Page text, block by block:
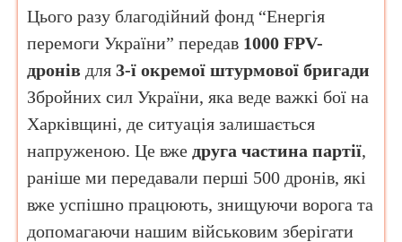
Цього разу благодійний фонд “Енергія
перемоги України” передав 1000 FPV-
дронів для 3-ї окремої штурмової бригади
Збройних сил України, яка веде важкі бої на
Харківщині, де ситуація залишається
напруженою. Це вже друга частина партії,
раніше ми передавали перші 500 дронів, які
вже успішно працюють, знищуючи ворога та
допомагаючи нашим військовим зберігати